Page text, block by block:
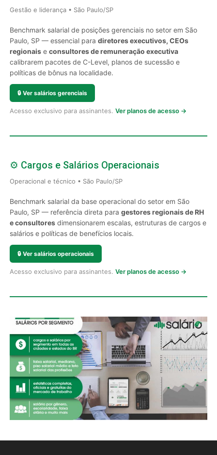
Gestão e liderança • São Paulo/SP
Benchmark salarial de posições gerenciais no setor em São
Paulo, SP — essencial para diretores executivos, CEOs
regionais e consultores de remuneração executiva
calibrarem pacotes de C-Level, planos de sucessão e
políticas de bônus na localidade.
🔒 Ver salários gerenciais
Acesso exclusivo para assinantes. Ver planos de acesso →
⚙️ Cargos e Salários Operacionais
Operacional e técnico • São Paulo/SP
Benchmark salarial da base operacional do setor em São
Paulo, SP — referência direta para gestores regionais de RH
e consultores dimensionarem escalas, estruturas de cargos e
salários e políticas de benefícios locais.
🔒 Ver salários operacionais
Acesso exclusivo para assinantes. Ver planos de acesso →